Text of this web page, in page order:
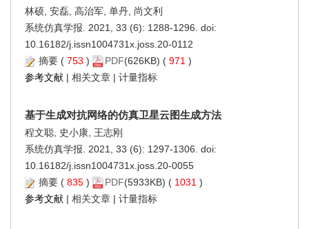
林硕, 安磊, 高治军, 单丹, 尚文利
系统仿真学报. 2021, 33 (6): 1288-1296. doi:
10.16182/j.issn1004731x.joss.20-0112
摘要 ( 753 ) PDF(626KB) ( 971 )
参考文献 | 相关文章 | 计量指标
基于生成对抗网络的仿真卫星云图生成方法
程文聪, 史小康, 王志刚
系统仿真学报. 2021, 33 (6): 1297-1306. doi:
10.16182/j.issn1004731x.joss.20-0055
摘要 ( 835 ) PDF(5933KB) ( 1031 )
参考文献 | 相关文章 | 计量指标